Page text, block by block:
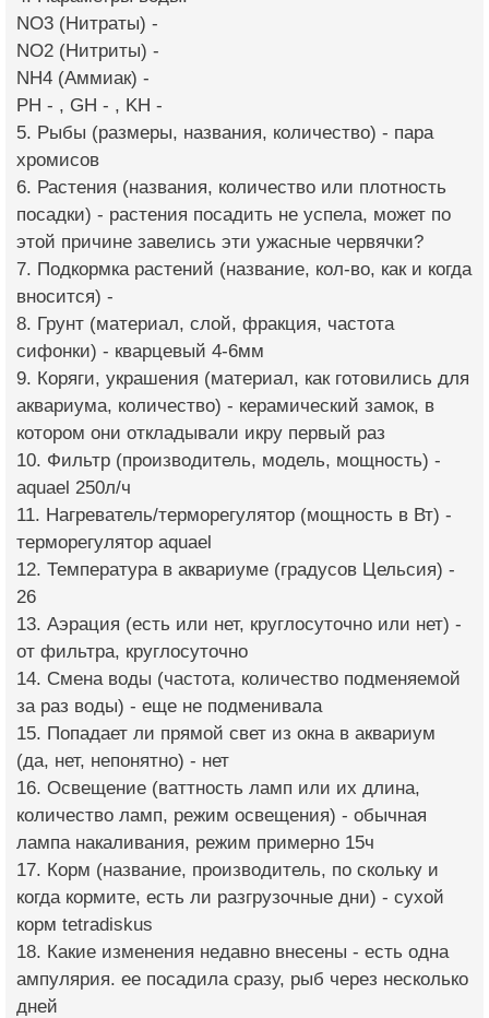
NO3 (Нитраты) -
NO2 (Нитриты) -
NH4 (Аммиак) -
PH - , GH - , KH -
5. Рыбы (размеры, названия, количество) - пара
хромисов
6. Растения (названия, количество или плотность
посадки) - растения посадить не успела, может по
этой причине завелись эти ужасные червячки?
7. Подкормка растений (название, кол-во, как и когда
вносится) -
8. Грунт (материал, слой, фракция, частота
сифонки) - кварцевый 4-6мм
9. Коряги, украшения (материал, как готовились для
аквариума, количество) - керамический замок, в
котором они откладывали икру первый раз
10. Фильтр (производитель, модель, мощность) -
aquael 250л/ч
11. Нагреватель/терморегулятор (мощность в Вт) -
терморегулятор aquael
12. Температура в аквариуме (градусов Цельсия) -
26
13. Аэрация (есть или нет, круглосуточно или нет) -
от фильтра, круглосуточно
14. Смена воды (частота, количество подменяемой
за раз воды) - еще не подменивала
15. Попадает ли прямой свет из окна в аквариум
(да, нет, непонятно) - нет
16. Освещение (ваттность ламп или их длина,
количество ламп, режим освещения) - обычная
лампа накаливания, режим примерно 15ч
17. Корм (название, производитель, по скольку и
когда кормите, есть ли разгрузочные дни) - сухой
корм tetradiskus
18. Какие изменения недавно внесены - есть одна
ампулярия. ее посадила сразу, рыб через несколько
дней